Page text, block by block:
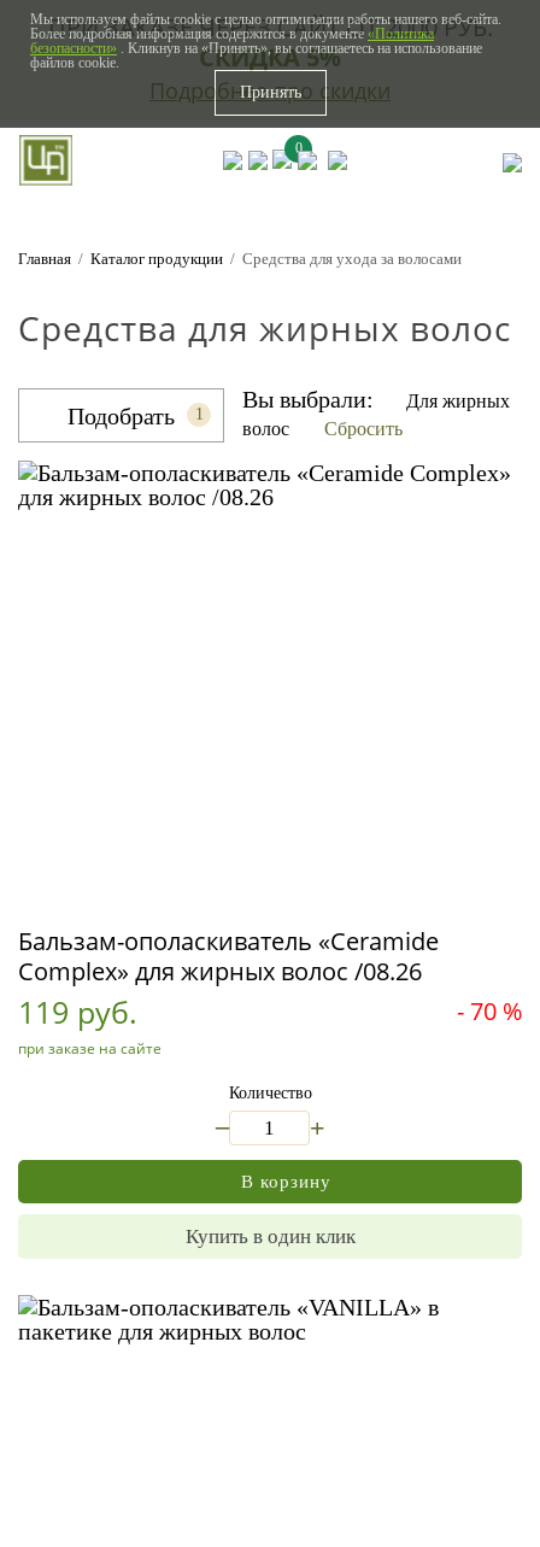
ПРИ ЗАКАЗЕ ЧЕРЕЗ САЙТ ОТ 2000 РУБ.
СКИДКА 5%
Подробнее про скидки
0
Главная Каталог продукции Средства для ухода за волосами
Средства для жирных волос
Подобрать 1
Вы выбрали:
Для жирных
волос
Сбросить
Бальзам-ополаскиватель «Ceramide
Complex» для жирных волос /08.26
119 руб. - 70 %
при заказе на сайте
Количество
+
В корзину
Купить в один клик
Мы используем файлы cookie с целью оптимизации работы нашего веб-сайта.
Более подробная информация содержится в документе «Политика
безопасности» . Кликнув на «Принять», вы соглашаетесь на использование
файлов cookie.
Принять